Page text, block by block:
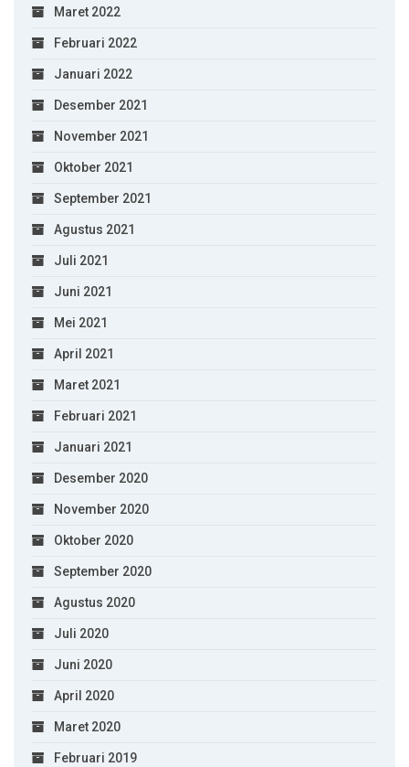
Maret 2022
Februari 2022
Januari 2022
Desember 2021
November 2021
Oktober 2021
September 2021
Agustus 2021
Juli 2021
Juni 2021
Mei 2021
April 2021
Maret 2021
Februari 2021
Januari 2021
Desember 2020
November 2020
Oktober 2020
September 2020
Agustus 2020
Juli 2020
Juni 2020
April 2020
Maret 2020
Februari 2019